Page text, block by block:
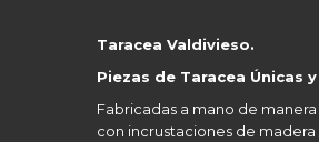
Taracea Valdivieso.
Piezas de Taracea Únicas
Fabricadas a mano de
con incrustaciones de